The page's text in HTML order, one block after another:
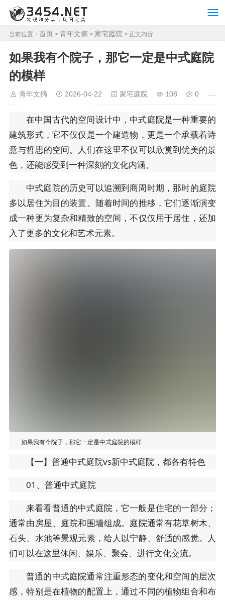
当前位置： 首页 > 青年文摘 > 家宅庭院 > 正文内容
如果我有个院子，那它一定是中式庭院
的模样
青年文摘 2026-04-22 家宅庭院 108 0
在中国古代的空间设计中，中式庭院是一种重要的
建筑形式，它不仅仅是一个建造物，更是一个承载着诗
意与哲思的空间。人们在这里不仅可以欣赏到优美的景
色，还能感受到一种深刻的文化内涵。
中式庭院的历史可以追溯到商周时期，那时的庭院
多以居住为目的装置。随着时间的推移，它们逐渐演变
成一种更为复杂和精致的空间，不仅仅用于居住，还加
入了更多的文化和艺术元素。
如果我有个院子，那它一定是中式庭院的模样
【一】普通中式庭院vs新中式庭院，都各有特色
01、普通中式庭院
来看看普通的中式庭院，它一般是住宅的一部分；
通常由房屋、庭院和围墙组成。庭院通常有花草树木、
石头、水池等景观元素，给人以宁静、舒适的感觉。人
们可以在这里休闲、娱乐、聚会、进行文化交流。
普通的中式庭院通常注重形态的变化和空间的层次
感，特别是在植物的配置上，通过不同的植物组合和布